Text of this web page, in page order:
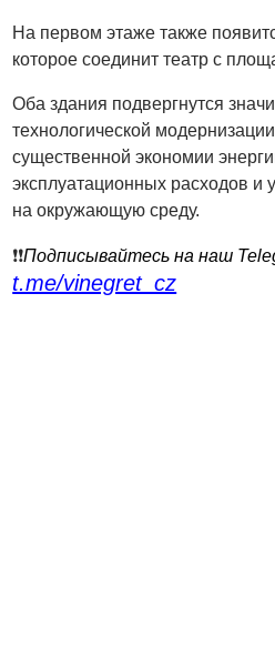
На первом этаже также
которое соединит театр с
Оба здания подвергнутся
технологической
существенной экономии
эксплуатационных расходов и
на окружающую среду.
❗️❗️Подписывайтесь на наш
t.me/vinegret_cz